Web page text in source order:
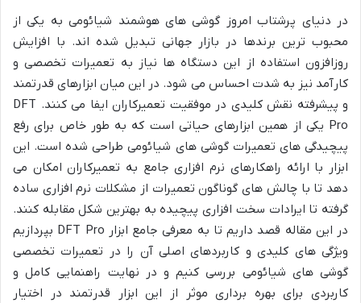
در دنیای پرشتاب امروز گوشی های هوشمند شیائومی به یکی از
محبوب ترین برندها در بازار جهانی تبدیل شده اند. با افزایش
روزافزون استفاده از این دستگاه ها نیاز به تعمیرات تخصصی و
کارآمد نیز به شدت احساس می شود. در این میان ابزارهای قدرتمند
و پیشرفته نقش کلیدی در موفقیت تعمیرکاران ایفا می کنند. DFT
Pro یکی از همین ابزارهای حیاتی است که به طور خاص برای رفع
پیچیدگی های تعمیرات گوشی های شیائومی طراحی شده است. این
ابزار با ارائه راهکارهای نرم افزاری جامع به تعمیرکاران امکان می
دهد تا با چالش های گوناگون تعمیرات از مشکلات نرم افزاری ساده
گرفته تا ایرادات سخت افزاری پیچیده به بهترین شکل مقابله کنند.
در این مقاله قصد داریم تا به معرفی جامع ابزار DFT Pro بپردازیم
ویژگی های کلیدی و کاربردهای اصلی آن را در تعمیرات تخصصی
گوشی های شیائومی بررسی کنیم و در نهایت راهنمایی کامل و
کاربردی برای بهره برداری موثر از این ابزار قدرتمند در اختیار